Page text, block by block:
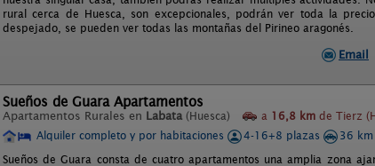
rural cerca de Huesca, son excepcionales, podrán ver toda la
despejado, se pueden ver todas las montañas del Pirineo aragonés.
Email
Sueños de Guara Apartamentos
Apartamentos Rurales en Labata (Huesca) a 16,8 km de Tierz
Alquiler completo y por habitaciones
4-16+8 plazas
36 km
Sueños de Guara consta de cuatro apartamentos una amplia zona